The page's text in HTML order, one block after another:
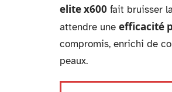
elite x600 fait bruisser
attendre une efficacité
compromis, enrichi de
peaux.